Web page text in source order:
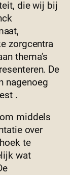
die wij bij
zorgcentra
thema’s
De
nagenoeg
.
middels
over
te
wat